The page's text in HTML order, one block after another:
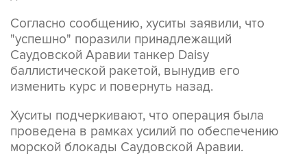
Согласно сообщению, хуситы заявили, что
"успешно" поразили принадлежащий
Саудовской Аравии танкер Daisy
баллистической ракетой, вынудив его
изменить курс и повернуть назад.
Хуситы подчеркивают, что операция была
проведена в рамках усилий по обеспечению
морской блокады Саудовской Аравии.